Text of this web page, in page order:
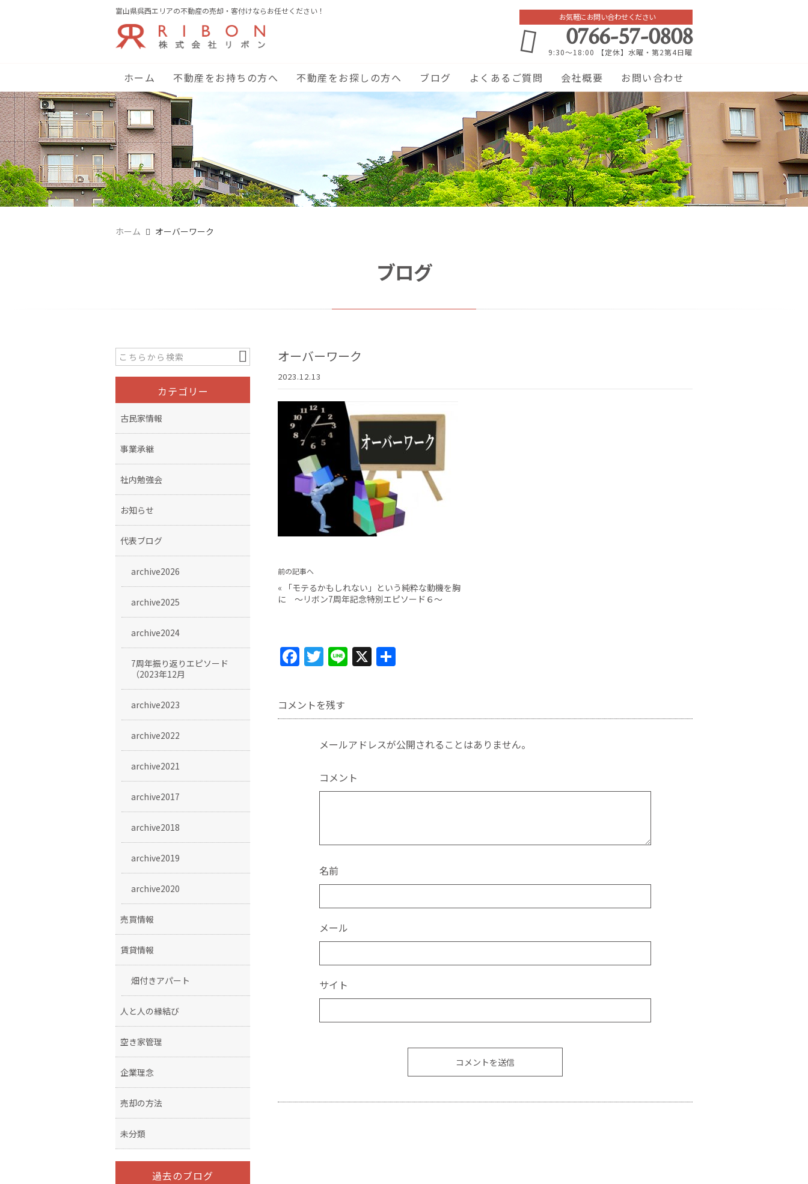
富山県呉西エリアの不動産の売却・客付けならお任せください！
お気軽にお問い合わせください
0766-57-0808
9:30～18:00 【定休】水曜・第2第4日曜
ホーム 不動産をお持ちの方へ 不動産をお探しの方へ ブログ よくあるご質問 会社概要 お問い合わせ
ホーム オーバーワーク
ブログ
オーバーワーク
2023.12.13
前の記事へ
«
「モテるかもしれない」という純粋な動機を胸
に 〜リボン7周年記念特別エピソード６〜
F
c
e
T
itt
er
Li X
コメントを残す
メールアドレスが公開されることはありません。
コメント
名前
メール
サイト
カテゴリー
古民家情報
事業承継
社内勉強会
お知らせ
代表ブログ
archive2026
archive2025
archive2024
7周年振り返りエピソード
（2023年12月
archive2023
archive2022
archive2021
archive2017
archive2018
archive2019
archive2020
売買情報
賃貸情報
畑付きアパート
人と人の縁結び
空き家管理
企業理念
売却の方法
未分類
過去のブログ